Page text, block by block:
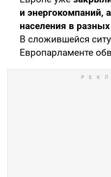
и энергокомпаний,
населения в
В сложившейся
Европарламенте